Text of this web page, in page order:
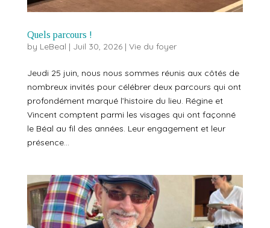
Quels parcours !
by LeBeal | Juil 30, 2026| Vie du foyer
Jeudi 25 juin, nous nous sommes réunis aux côtés de
nombreux invités pour célébrer deux parcours qui ont
profondément marqué l’histoire du lieu. Régine et
Vincent comptent parmi les visages qui ont façonné
le Béal au fil des années. Leur engagement et leur
présence...